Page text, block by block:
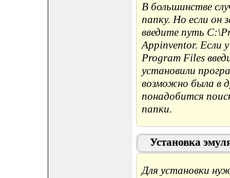
В большинстве
папку. Но если он
введите путь
Appinventor. Если
Program Files
установили
возможно была в
понадобится
папки.
Установка
Для установки